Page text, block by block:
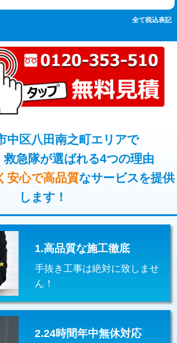
・埋め戻し作業） 11,000円~
以上） 66,000円
厚さ10㎝まで） 27,500円
厚さ10㎝超え） 38,500円
10㎝まで） 27,500円
10㎝超え） 38,500円
16,500円
で 33,000円
/3m超え +3,300円
33,000円
水処理・清掃・修
工など（軽作業）
11,000円
水処理・清掃・修
工など（中作業）
22,000円
水処理・清掃・修
工など（重作業）
33,000円
8,800円～
22,000円+材料費
壁付・デッキ
13,200円+材料費
（壁付・デッキ
16,500円+材料費
全て税込表記
中区八田南之町エリアで
救急隊が選ばれる4つの理由
安心で高品質なサービスを提供
します！
1.高品質な施工徹底
手抜き工事は絶対に致しませ
ん！
2.24時間年中無休対応